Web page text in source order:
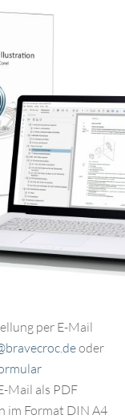
per E-Mail
oder
Mail als PDF
im Format DIN A4